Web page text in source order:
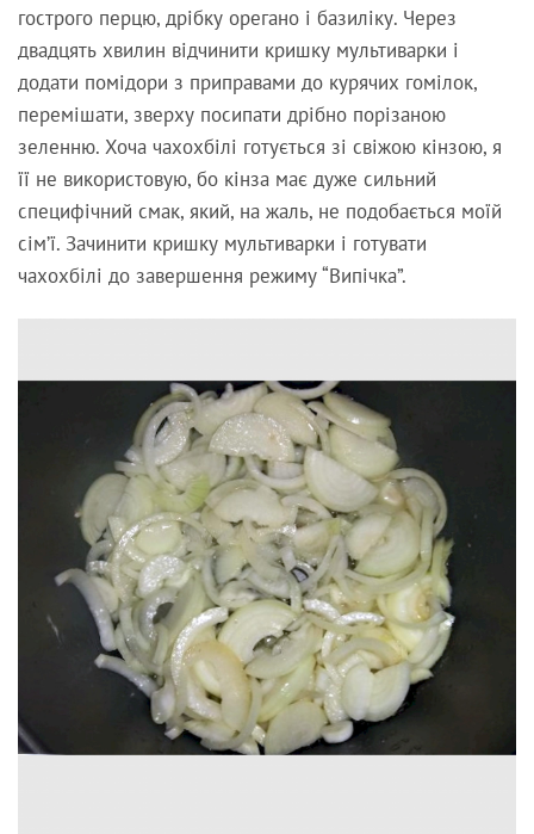
гострого перцю, дрібку орегано і базиліку. Через
двадцять хвилин відчинити кришку мультиварки і
додати помідори з приправами до курячих гомілок,
перемішати, зверху посипати дрібно порізаною
зеленню. Хоча чахохбілі готується зі свіжою кінзою, я
її не використовую, бо кінза має дуже сильний
специфічний смак, який, на жаль, не подобається моїй
сім’ї. Зачинити кришку мультиварки і готувати
чахохбілі до завершення режиму “Випічка”.